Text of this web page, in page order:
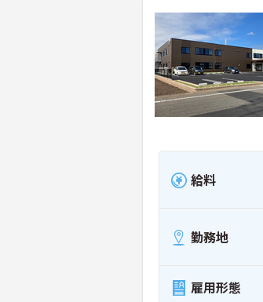
給料
勤務地
雇用形態